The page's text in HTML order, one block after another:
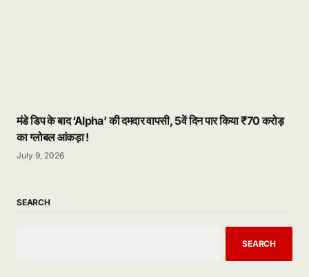
मंडे डिप के बाद ‘Alpha’ की दमदार वापसी, 5वें दिन पार किया ₹70 करोड़
का ग्लोबल आंकड़ा !
July 9, 2026
SEARCH
SEARCH